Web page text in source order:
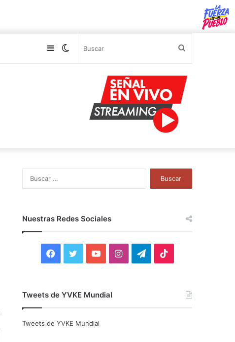
Switch
Sidebar
Nuestras Redes Sociales
F
c
i
Y
u
I
T
Tweets de YVKE Mundial
Tweets de YVKE Mundial